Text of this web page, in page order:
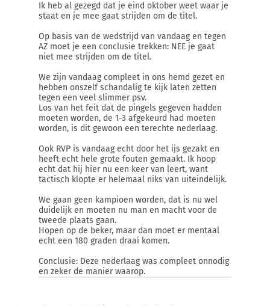
Ik heb al gezegd dat je eind oktober weet waar je
staat en je mee gaat strijden om de titel.
Op basis van de wedstrijd van vandaag en tegen
AZ moet je een conclusie trekken: NEE je gaat
niet mee strijden om de titel.
We zijn vandaag compleet in ons hemd gezet en
hebben onszelf schandalig te kijk laten zetten
tegen een veel slimmer psv.
Los van het feit dat de pingels gegeven hadden
moeten worden, de 1-3 afgekeurd had moeten
worden, is dit gewoon een terechte nederlaag.
Ook RVP is vandaag echt door het ijs gezakt en
heeft echt hele grote fouten gemaakt. Ik hoop
echt dat hij hier nu een keer van leert, want
tactisch klopte er helemaal niks van uiteindelijk.
We gaan geen kampioen worden, dat is nu wel
duidelijk en moeten nu man en macht voor de
tweede plaats gaan.
Hopen op de beker, maar dan moet er mentaal
echt een 180 graden draai komen.
Conclusie: Deze nederlaag was compleet onnodig
en zeker de manier waarop.